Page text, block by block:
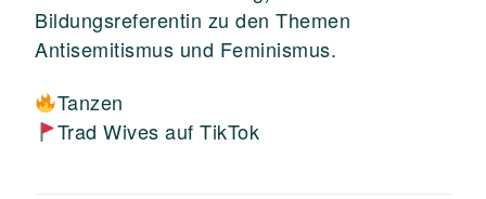
Bildungsreferentin zu den Themen
Antisemitismus und Feminismus.
Tanzen
Trad Wives auf TikTok